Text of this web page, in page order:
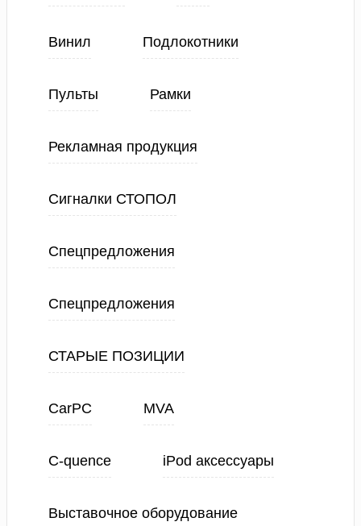
Винил Подлокотники
Пульты Рамки
Рекламная продукция
Сигналки СТОПОЛ
Спецпредложения
Спецпредложения
СТАРЫЕ ПОЗИЦИИ
CarPC MVA
C-quence iPod аксессуары
Выставочное оборудование